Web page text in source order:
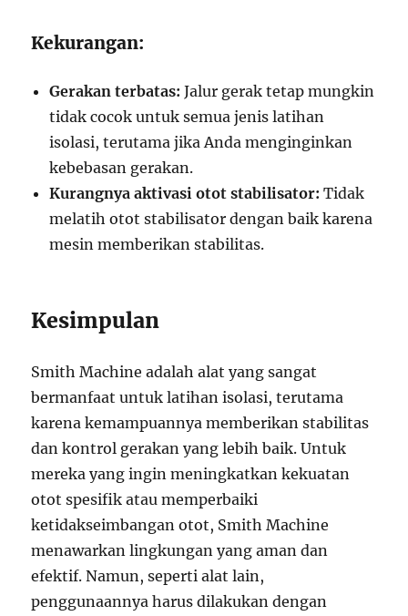
Kekurangan:
Gerakan terbatas: Jalur gerak tetap mungkin
tidak cocok untuk semua jenis latihan
isolasi, terutama jika Anda menginginkan
kebebasan gerakan.
Kurangnya aktivasi otot stabilisator: Tidak
melatih otot stabilisator dengan baik karena
mesin memberikan stabilitas.
Kesimpulan
Smith Machine adalah alat yang sangat
bermanfaat untuk latihan isolasi, terutama
karena kemampuannya memberikan stabilitas
dan kontrol gerakan yang lebih baik. Untuk
mereka yang ingin meningkatkan kekuatan
otot spesifik atau memperbaiki
ketidakseimbangan otot, Smith Machine
menawarkan lingkungan yang aman dan
efektif. Namun, seperti alat lain,
penggunaannya harus dilakukan dengan